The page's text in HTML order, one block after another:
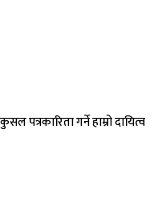
पत्रकारिता गर्ने हाम्रो दायित्व